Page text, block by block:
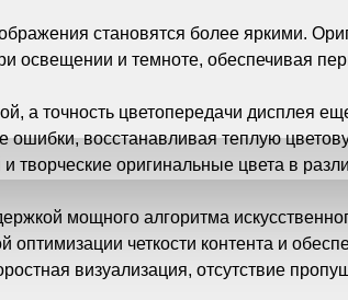
становятся более яркими.
освещении и темноте, обеспечивая
а точность цветопередачи дисплея
ошибки, восстанавливая теплую
оригинальные цвета в
мощного алгоритма
оптимизации четкости контента и
визуализация, отсутствие